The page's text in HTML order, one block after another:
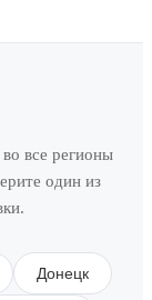
все регионы
один из
Донецк